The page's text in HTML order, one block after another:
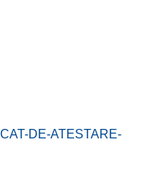
DE-ATESTARE-